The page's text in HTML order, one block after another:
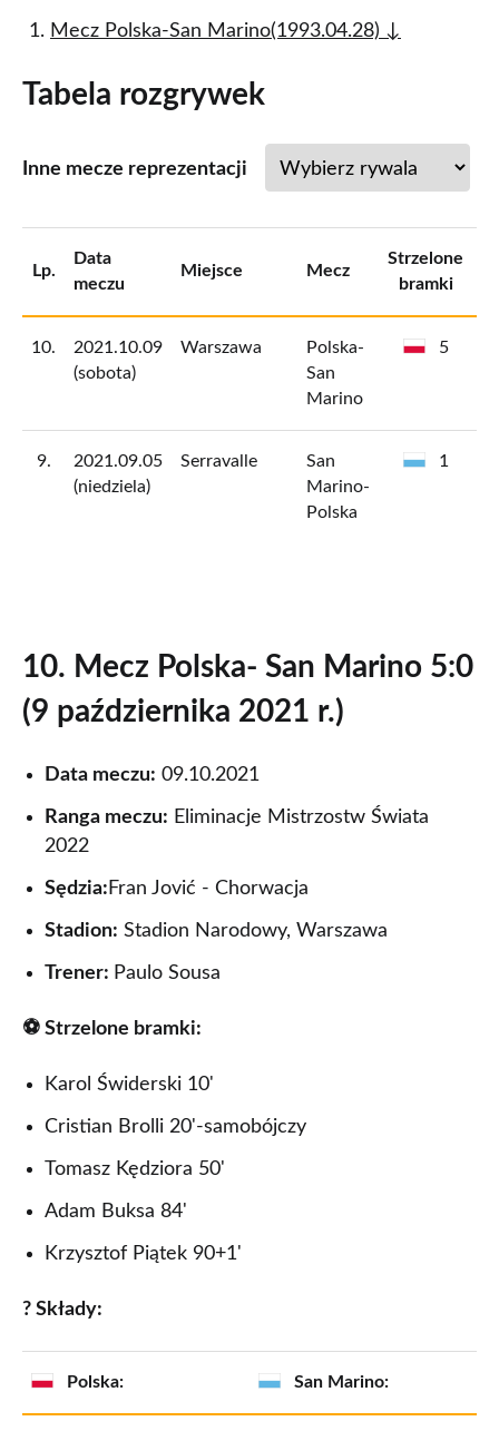
Mecz Polska-San Marino(1993.04.28) ↓
​Tabela rozgrywek
Inne mecze reprezentacji
Lp.
Data
meczu
Miejsce Mecz
Strzelone
bramki
10.
2021.10.09
(sobota)
Warszawa
Polska-
San
Marino
5
9.
2021.09.05
(niedziela)
Serravalle
San
Marino-
Polska
1
(czwartek)
San
(środa)
San
(środa)
Marino-
4.
2003.04.02
Ostrowiec
(sobota)
2.
1993.05.19
Serravalle
Marino
10. Mecz Polska- San Marino 5:0
(9 października 2021 r.)
Data meczu: 09.10.2021
Ranga meczu: Eliminacje Mistrzostw Świata
2022
Sędzia: Fran Jović - Chorwacja
Stadion: Stadion Narodowy, Warszawa
Trener: Paulo Sousa
⚽ Strzelone bramki:
Karol Świderski 10'
Cristian Brolli 20'-samobójczy
Tomasz Kędziora 50'
Adam Buksa 84'
Krzysztof Piątek 90+1'
? Składy:
Polska: San Marino: